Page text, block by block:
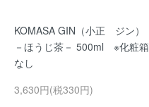
KOMASA GIN（小正 ジン）
－ほうじ茶－ 500ml ※化粧箱
なし
3,630円(税330円)